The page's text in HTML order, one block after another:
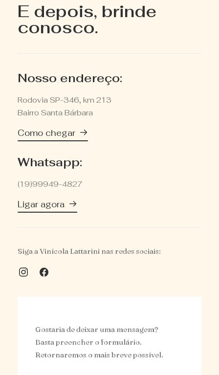
E depois, brinde
conosco.
Nosso endereço:
Rodovia SP-346, km 213
Bairro Santa Bárbara
Como chegar
Whatsapp:
(19)99949-4827
Ligar agora
Siga a Vinícola Lattarini nas redes sociais:
Gostaria de deixar uma mensagem?
Basta preencher o formulário.
Retornaremos o mais breve possível.